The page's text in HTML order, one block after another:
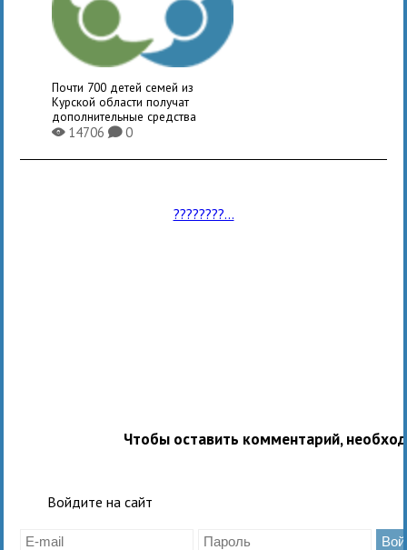
Почти 700 детей семей из
Курской области получат
дополнительные средства
X14706K0
????????...
Чтобы оставить комментарий,
Войдите на сайт